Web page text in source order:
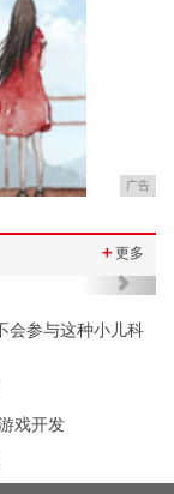
广告
＋更多
Next